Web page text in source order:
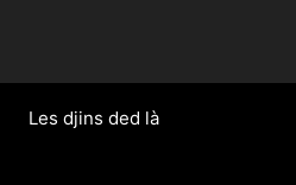
Les djins ded là